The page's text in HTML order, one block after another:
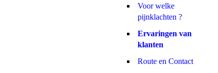
Voor welke
pijnklachten ?
Ervaringen van
klanten
Route en Contact